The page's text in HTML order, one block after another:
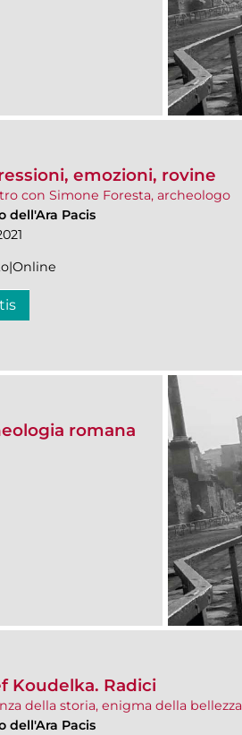
emozioni, rovine
con Simone Foresta, archeologo
dell'Ara Pacis
romana
Koudelka. Radici
della storia, enigma della bellezza
dell'Ara Pacis